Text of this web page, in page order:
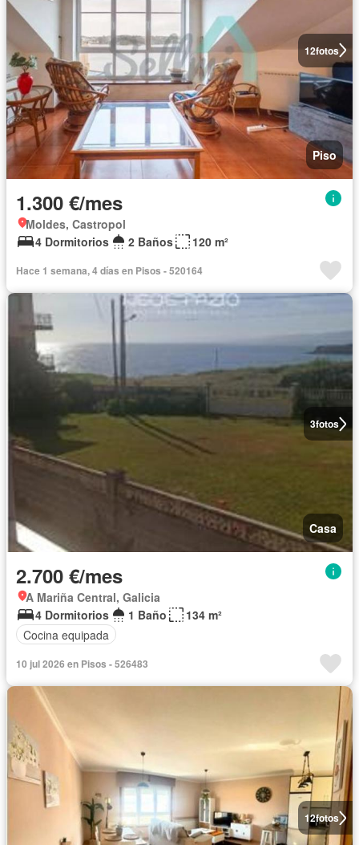
12fotos
Piso
1.300 €/mes
Moldes, Castropol
4 Dormitorios
2 Baños 120 m²
Hace 1 semana, 4 días en Pisos - 520164
3fotos
Casa
2.700 €/mes
A Mariña Central, Galicia
4 Dormitorios
1 Baño
134 m²
Cocina equipada
10 jul 2026 en Pisos - 526483
12fotos